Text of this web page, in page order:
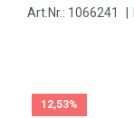
Art.Nr.: 1066241
12,53%